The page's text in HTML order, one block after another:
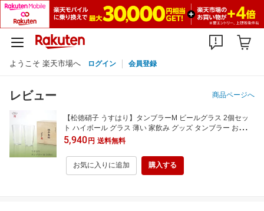
ようこそ 楽天市場へ ログイン 会員登録
レビュー 商品ページへ
【松徳硝子 うすはり】タンブラーM ビールグラス 2個セッ
ト ハイボール グラス 薄い 家飲み グッズ タンブラー おしゃ
れ ビアグラス ビール ギフト プレゼント 結婚祝い 引き出物
お祝い 内祝い 木箱入り うすはりグラス
5,940円 送料無料
お気に入りに追加 購入する